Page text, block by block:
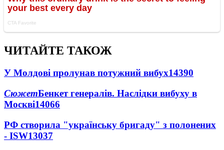
ЧИТАЙТЕ ТАКОЖ
У Молдові пролунав потужний вибух14390
СюжетБенкет генералів. Наслідки вибуху в
Москві14066
РФ створила "українську бригаду" з полонених
- ISW13037